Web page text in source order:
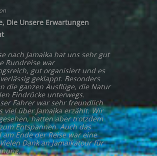
Die Unsere Erwartungen
nach Jamaika hat uns sehr gut
Rundreise war
gut organisiert und es
geklappt. Besonders
die ganzen Ausflüge, die Natur
Eindrücke unterwegs.
Fahrer war sehr freundlich
viel über Jamaika erzählt. Wir
hatten aber trotzdem
Entspannen. Auch das
Ende der Reise war eine
Dank an Jamaikatour für